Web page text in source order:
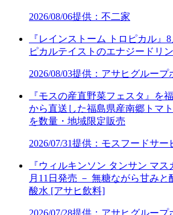
2026/08/06提供：不二家
『レインストーム トロピカル』
ピカルテイストのエナジードリ
2026/08/03提供：アサヒグループ
『モスの産直野菜フェスタ』を
から直送した福島県産南郷トマ
を数量・地域限定販売
2026/07/31提供：モスフードサー
『ウィルキンソン タンサン マ
月11日発売 － 無糖ながら甘み
酸水 [アサヒ飲料]
2026/07/28提供：アサヒグループ